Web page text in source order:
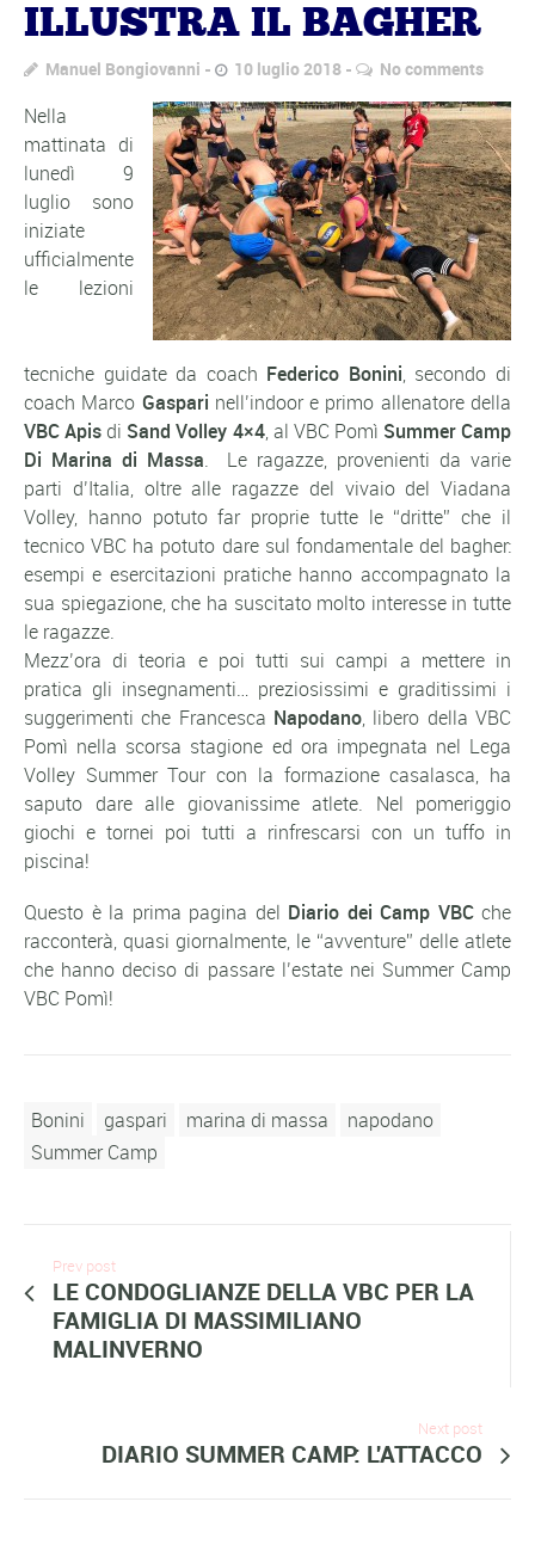
ILLUSTRA IL BAGHER
Manuel Bongiovanni 10 luglio 2018 No comments
Nella
mattinata di
lunedì 9
luglio sono
iniziate
ufficialmente
le lezioni
tecniche guidate da coach Federico Bonini, secondo di
coach Marco Gaspari nell’indoor e primo allenatore della
VBC Apis di Sand Volley 4×4, al VBC Pomì Summer Camp
Di Marina di Massa. Le ragazze, provenienti da varie
parti d’Italia, oltre alle ragazze del vivaio del Viadana
Volley, hanno potuto far proprie tutte le “dritte” che il
tecnico VBC ha potuto dare sul fondamentale del bagher:
esempi e esercitazioni pratiche hanno accompagnato la
sua spiegazione, che ha suscitato molto interesse in tutte
le ragazze.
Mezz’ora di teoria e poi tutti sui campi a mettere in
pratica gli insegnamenti… preziosissimi e graditissimi i
suggerimenti che Francesca Napodano, libero della VBC
Pomì nella scorsa stagione ed ora impegnata nel Lega
Volley Summer Tour con la formazione casalasca, ha
saputo dare alle giovanissime atlete. Nel pomeriggio
giochi e tornei poi tutti a rinfrescarsi con un tuffo in
piscina!
Questo è la prima pagina del Diario dei Camp VBCche
racconterà, quasi giornalmente, le “avventure” delle atlete
che hanno deciso di passare l’estate nei Summer Camp
VBC Pomì!
Bonini gaspari marina di massa
napodano
Summer Camp
Prev post
LE CONDOGLIANZE DELLA VBC PER LA
FAMIGLIA DI MASSIMILIANO
MALINVERNO
Next post
DIARIO SUMMER CAMP: L'ATTACCO